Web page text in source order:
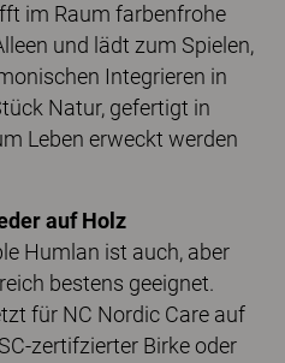
im Raum farbenfrohe
und lädt zum Spielen,
Integrieren in
Natur, gefertigt in
Leben erweckt werden
auf Holz
Humlan ist auch, aber
bestens geeignet.
für NC Nordic Care auf
zertifzierter Birke oder